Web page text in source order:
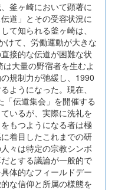
釜ヶ崎において顕著に
道」とその受容状況に
て知られる釜ヶ崎は、
けて、労働運動が大きな
接的な伝道が困難な状
大量の野宿者を生むよ
規制力が弛緩し、1990
ようになった。現在、
「伝道集会」を開催する
いるが、実際に洗礼を
もつようになる者は極
着目したこれまでの研
々は特定の宗教シンボ
とする議論が一般的で
体的なフィールドデー
な信仰と所属の様態を